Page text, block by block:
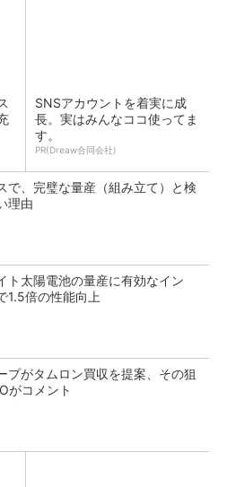
SNSアカウントを着実に成
長。実はみんなココ使ってま
す。
PR(Dreaw合同会社)
で、完璧な量産（組み立て）と検
理由
ト太陽電池の量産に有効なイン
1.5倍の性能向上
プがタムロン買収を提案、その狙
がコメント